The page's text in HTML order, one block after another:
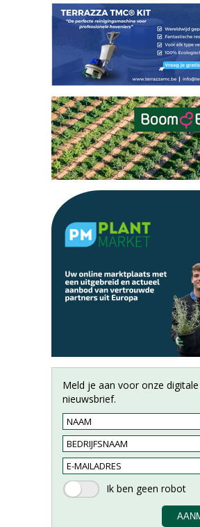
Meld je aan voor onze digitale
nieuwsbrief.